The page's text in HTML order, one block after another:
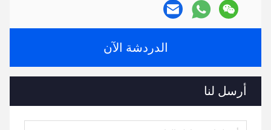
الدردشة الآن
أرسل لنا